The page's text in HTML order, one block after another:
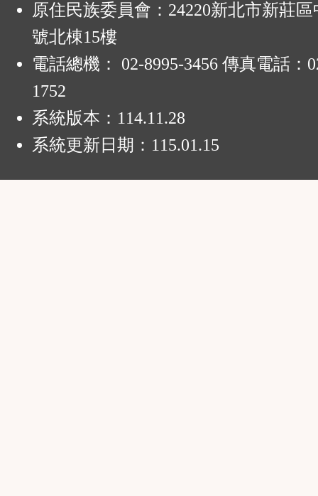
原住民族委員會：24220新北市新莊區
號北棟15樓
電話總機： 02-8995-3456 傳真電話：
1752
系統版本： 114.11.28
系統更新日期： 115.01.15